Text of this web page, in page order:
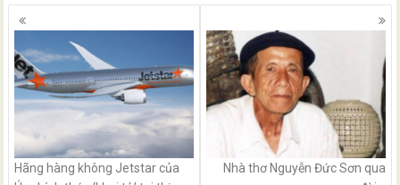
Posts
navigation
Hãng hàng không Jetstar của
Nhà thơ Nguyễn Đức Sơn qua